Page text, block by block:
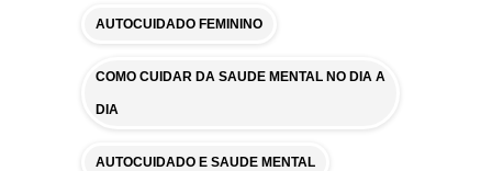
AUTOCUIDADO FEMININO
COMO CUIDAR DA SAUDE MENTAL NO DIA A
DIA
AUTOCUIDADO E SAUDE MENTAL